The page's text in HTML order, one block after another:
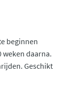
beginnen
weken daarna.
Geschikt